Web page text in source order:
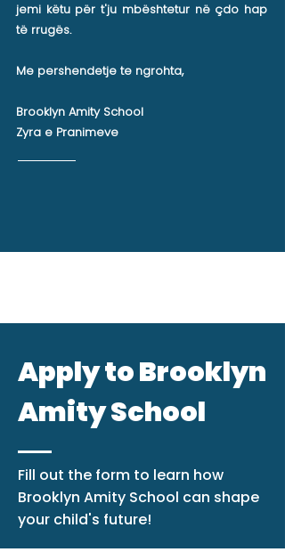
jemi këtu për t'ju mbështetur në çdo hap
të rrugës.
Me pershendetje te ngrohta,
Brooklyn Amity School
Zyra e Pranimeve
Apply to Brooklyn
Amity School
Fill out the form to learn how
Brooklyn Amity School can shape
your child's future!